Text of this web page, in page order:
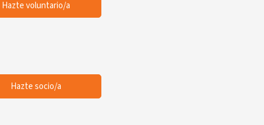
Hazte voluntario/a
Hazte socio/a